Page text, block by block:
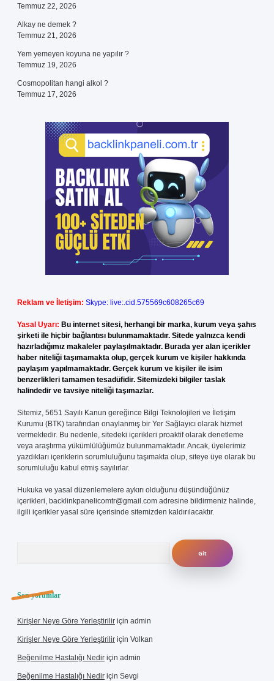
Temmuz 22, 2026
Alkay ne demek ?
Temmuz 21, 2026
Yem yemeyen koyuna ne yapılır ?
Temmuz 19, 2026
Cosmopolitan hangi alkol ?
Temmuz 17, 2026
Reklam ve İletişim: Skype: live:.cid.575569c608265c69
Yasal Uyarı: Bu internet sitesi, herhangi bir marka, kurum veya şahıs
şirketi ile hiçbir bağlantısı bulunmamaktadır. Sitede yalnızca kendi
hazırladığımız makaleler paylaşılmaktadır. Burada yer alan içerikler
haber niteliği taşımamakta olup, gerçek kurum ve kişiler hakkında
paylaşım yapılmamaktadır. Gerçek kurum ve kişiler ile isim
benzerlikleri tamamen tesadüfidir. Sitemizdeki bilgiler taslak
halindedir ve tavsiye niteliği taşımazlar.
Sitemiz, 5651 Sayılı Kanun gereğince Bilgi Teknolojileri ve İletişim
Kurumu (BTK) tarafından onaylanmış bir Yer Sağlayıcı olarak hizmet
vermektedir. Bu nedenle, sitedeki içerikleri proaktif olarak denetleme
veya araştırma yükümlülüğümüz bulunmamaktadır. Ancak, üyelerimiz
yazdıkları içeriklerin sorumluluğunu taşımakta olup, siteye üye olarak bu
sorumluluğu kabul etmiş sayılırlar.
Hukuka ve yasal düzenlemelere aykırı olduğunu düşündüğünüz
içerikleri, backlinkpanelicomtr@gmail.com adresine bildirmeniz halinde,
ilgili içerikler yasal süre içerisinde sitemizden kaldırılacaktır.
Son yorumlar
Kirişler Neye Göre Yerleştirilir için admin
Kirişler Neye Göre Yerleştirilir için Volkan
Beğenilme Hastalığı Nedir için admin
Beğenilme Hastalığı Nedir için Sevgi